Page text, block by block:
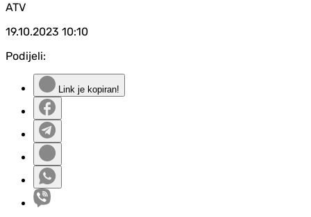
ATV
19.10.2023 10:10
Podijeli:
Link je kopiran!